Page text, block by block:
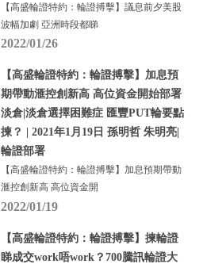
【高盛輪證特約：輪證搏擊】議息前夕美股
波幅加劇 亞洲時段都睇
2022/01/26
【高盛輪證特約：輪證搏擊】加息預
期帶動滙控創新高 高位資金開始部署
淡倉|淡倉選擇困難症 匯豐PUT輪要點
揀？ | 2021年1月19日 孫明哲 朱明亮|
輪證部署
【高盛輪證特約：輪證搏擊】加息預期帶動
滙控創新高 高位資金開
2022/01/19
【高盛輪證特約：輪證搏擊】揀輪證
睇成交work唔work？700騰訊輪證大